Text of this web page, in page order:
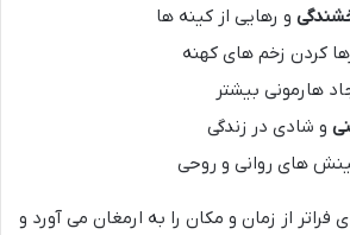
و رهایی از کینه ها
کردن زخم های کهنه
هارمونی بیشتر
و شادی در زندگی
های روانی و روحی
فراتر از زمان و مکان را به ارمغان می آورد و